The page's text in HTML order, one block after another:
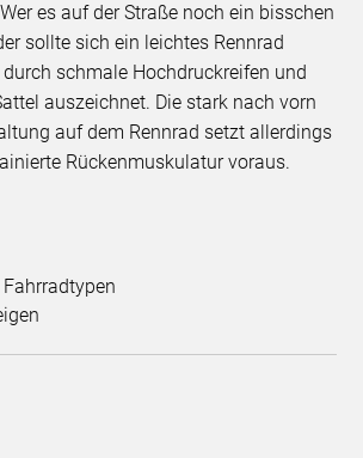
es auf der Straße noch ein bisschen
sollte sich ein leichtes Rennrad
schmale Hochdruckreifen und
auszeichnet. Die stark nach vorn
auf dem Rennrad setzt allerdings
Rückenmuskulatur voraus.